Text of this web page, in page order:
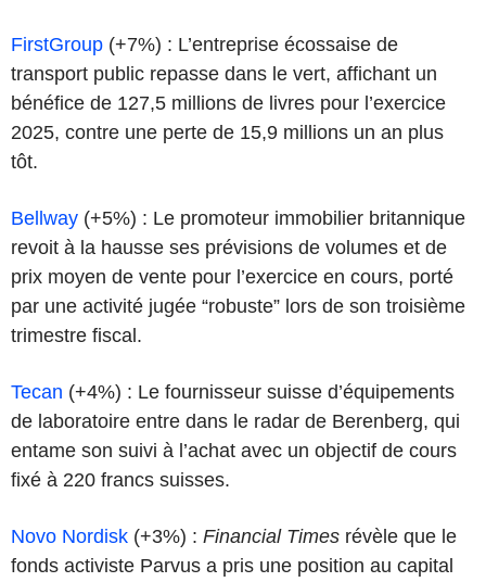
FirstGroup (+7%) : L’entreprise écossaise de
transport public repasse dans le vert, affichant un
bénéfice de 127,5 millions de livres pour l’exercice
2025, contre une perte de 15,9 millions un an plus
tôt.
Bellway (+5%) : Le promoteur immobilier britannique
revoit à la hausse ses prévisions de volumes et de
prix moyen de vente pour l’exercice en cours, porté
par une activité jugée “robuste” lors de son troisième
trimestre fiscal.
Tecan (+4%) : Le fournisseur suisse d’équipements
de laboratoire entre dans le radar de Berenberg, qui
entame son suivi à l’achat avec un objectif de cours
fixé à 220 francs suisses.
Novo Nordisk (+3%) : Financial Times révèle que le
fonds activiste Parvus a pris une position au capital